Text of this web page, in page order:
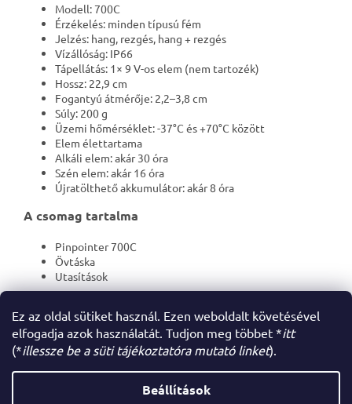
Ez az oldal sütiket használ. Ezen weboldalt követésével
elfogadja azok használatát. Tudjon meg többet *itt
(*illessze be a süti tájékoztatóra mutató linket).
Beállítások
Modell: 700C
Érzékelés: minden típusú fém
Jelzés: hang, rezgés, hang + rezgés
Vízállóság: IP66
Tápellátás: 1× 9 V-os elem (nem tartozék)
Hossz: 22,9 cm
Fogantyú átmérője: 2,2–3,8 cm
Súly: 200 g
Üzemi hőmérséklet: -37°C és +70°C között
Elem élettartama
Alkáli elem: akár 30 óra
Szén elem: akár 16 óra
Újratölthető akkumulátor: akár 8 óra
A csomag tartalma
Pinpointer 700C
Övtáska
Utasítások
Shoptet készítette